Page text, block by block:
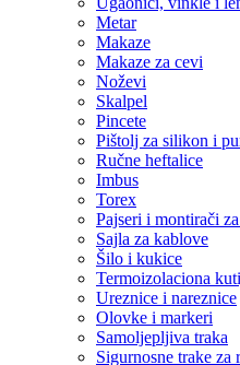
Metar
Makaze
Makaze za cevi
Noževi
Skalpel
Pincete
Pištolj za silikon i
Ručne heftalice
Imbus
Torex
Pajseri i montirači
Sajla za kablove
Šilo i kukice
Termoizolaciona
Ureznice i nareznice
Olovke i markeri
Samoljepljiva traka
Sigurnosne trake za